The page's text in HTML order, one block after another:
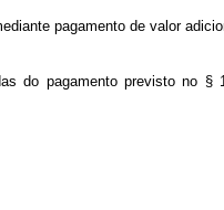
pagamento de valor
do pagamento previsto no